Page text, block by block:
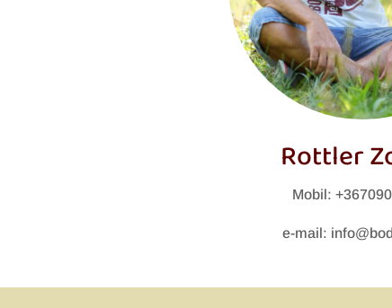
Rottler
Mobil:
e-mail: